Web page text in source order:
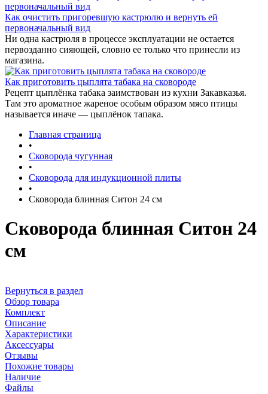
Как очистить пригоревшую кастрюлю и вернуть ей
первоначальный вид
Ни одна кастрюля в процессе эксплуатации не остается
первозданно сияющей, словно ее только что принесли из
магазина.
Как приготовить цыплята табака на сковороде
Рецепт цыплёнка табака заимствован из кухни Закавказья.
Там это ароматное жареное особым образом мясо птицы
называется иначе — цыплёнок тапака.
Главная страница
•
Сковорода чугунная
•
Сковорода для индукционной плиты
•
Сковорода блинная Ситон 24 см
Сковорода блинная Ситон 24
см
Вернуться в раздел
Обзор товара
Комплект
Описание
Характеристики
Аксессуары
Отзывы
Похожие товары
Наличие
Файлы